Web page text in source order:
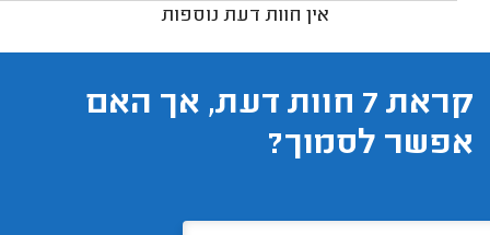
אין חוות דעת נוספות
קראת 7 חוות דעת, אך האם
אפשר לסמוך?